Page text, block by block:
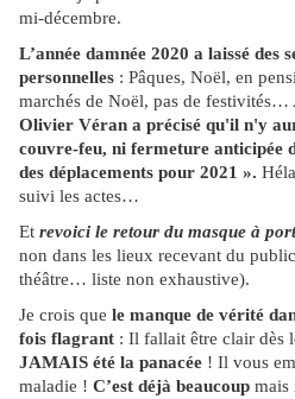
mi-décembre.
L’année damnée 2020 a laissé des
personnelles : Pâques, Noël, en
marchés de Noël, pas de festivités…
Olivier Véran a précisé qu'il n'y
couvre-feu, ni fermeture anticipée
des déplacements pour 2021 ».
suivi les actes…
Et revoici le retour du masque à
non dans les lieux recevant du
théâtre… liste non exhaustive).
Je crois que le manque de vérité
fois flagrant : Il fallait être clair dès
JAMAIS été la panacée ! Il vous
maladie ! C’est déjà beaucoup mais